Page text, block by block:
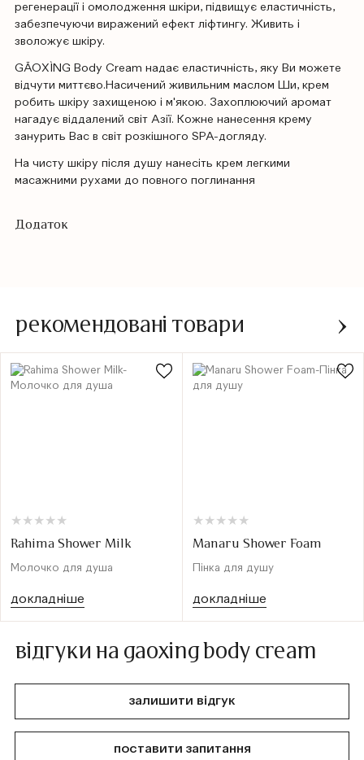
регенерації і омолодження шкіри, підвищує еластичність,
забезпечуючи виражений ефект ліфтингу. Живить і
зволожує шкіру.
GĀOXÌNG Body Cream надає еластичність, яку Ви можете
відчути миттєво.Насичений живильним маслом Ши, крем
робить шкіру захищеною і м'якою. Захоплюючий аромат
нагадує віддалений світ Азії. Кожне нанесення крему
занурить Вас в світ розкішного SPA-догляду.
На чисту шкіру після душу нанесіть крем легкими
масажними рухами до повного поглинання
Додаток
рекомендовані товари
★
★ ★
★ ★
★ ★
★ ★
★
Rahima Shower Milk
Молочко для душа
докладніше
★
★ ★
★ ★
★ ★
★ ★
★
Manaru Shower Foam
Пінка для душу
докладніше
відгуки на gaoxing body cream
залишити відгук
поставити запитання